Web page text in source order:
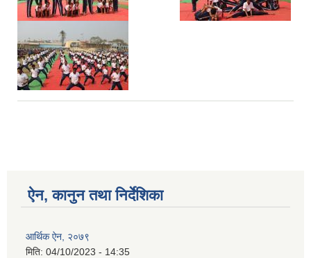
ऐन, कानुन तथा निर्देशिका
आर्थिक ऐन, २०७९
मिति: 04/10/2023 - 14:35